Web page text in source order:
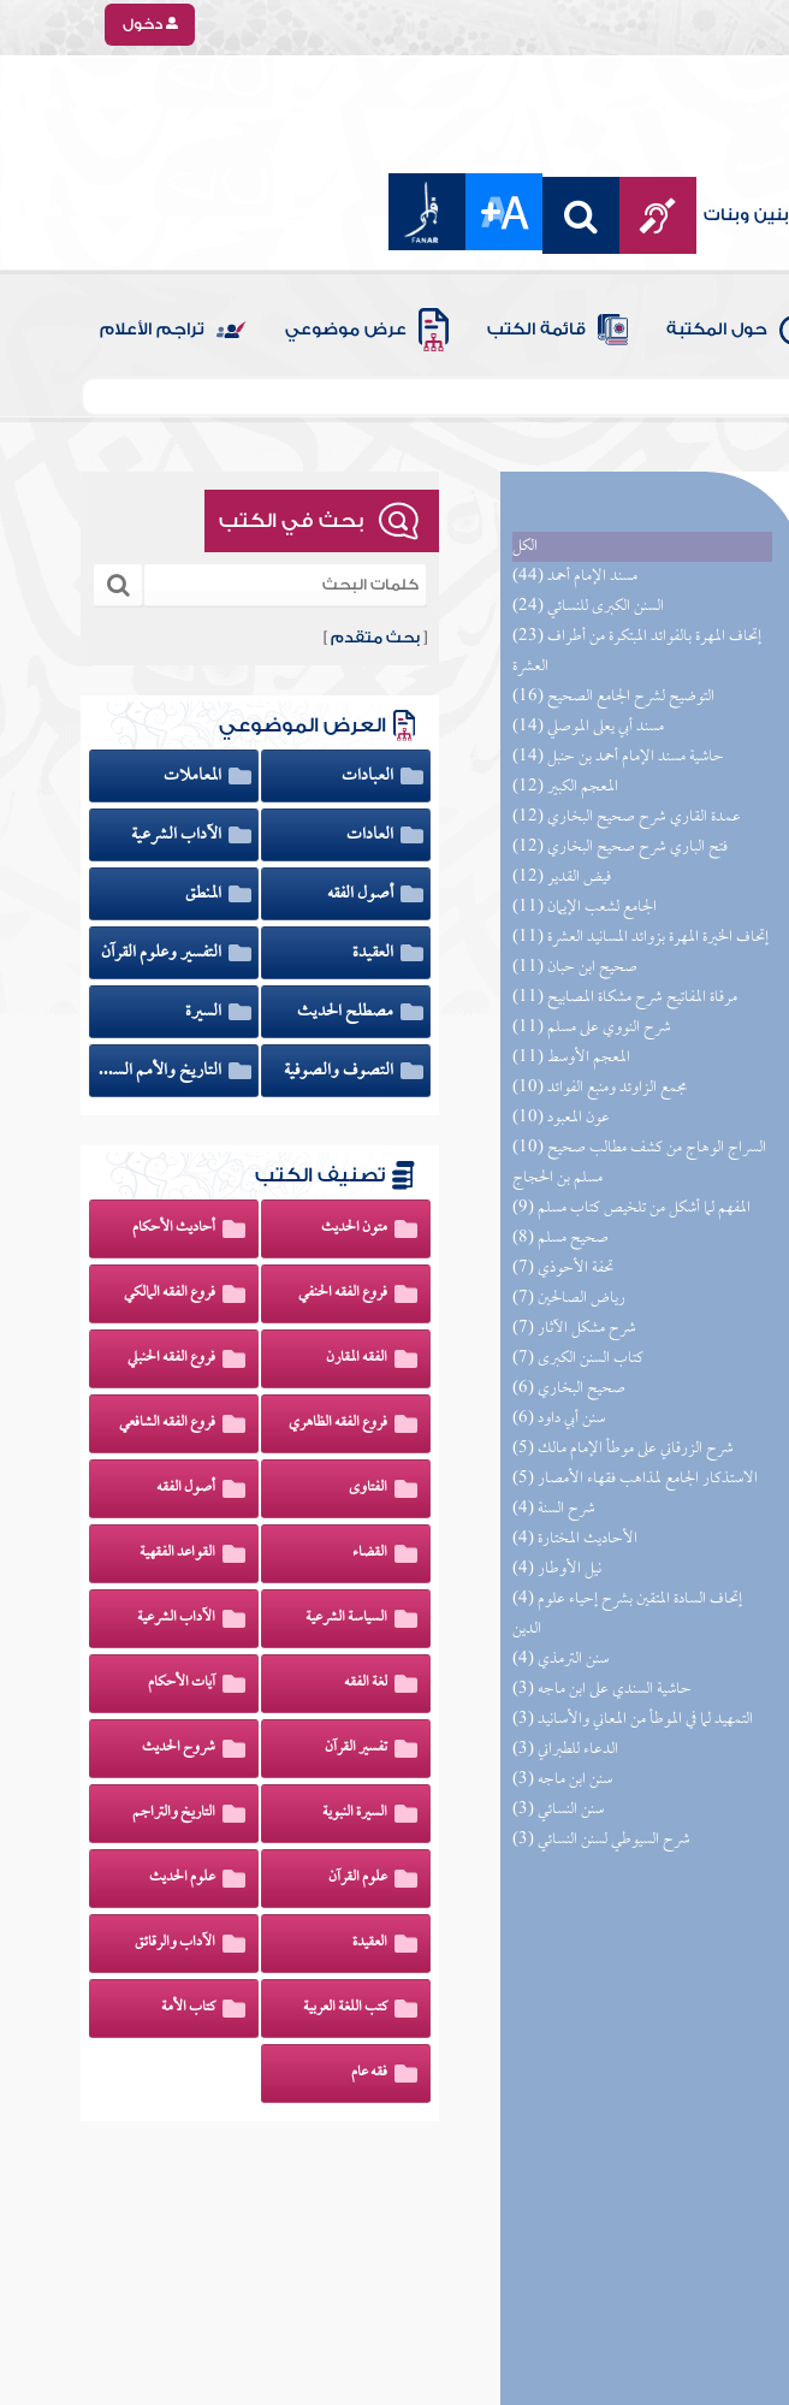
دخول
بنين وبنات
حول المكتبة قائمة الكتب عرض موضوعي تراجم الأعلام
الكل
(44) مسند الإمام أحمد
(24) السنن الكبرى للنسائي
(23) إتحاف المهرة بالفوائد المبتكرة من أطراف
العشرة
(16) التوضيح لشرح الجامع الصحيح
(14) مسند أبي يعلى الموصلي
(14) حاشية مسند الإمام أحمد بن حنبل
(12) المعجم الكبير
(12) عمدة القاري شرح صحيح البخاري
(12) فتح الباري شرح صحيح البخاري
(12) فيض القدير
(11) الجامع لشعب الإيمان
(11) إتحاف الخيرة المهرة بزوائد المسانيد العشرة
(11) صحيح ابن حبان
(11) مرقاة المفاتيح شرح مشكاة المصابيح
(11) شرح النووي على مسلم
(11) المعجم الأوسط
(10) مجمع الزاوئد ومنبع الفوائد
(10) عون المعبود
(10) السراج الوهاج من كشف مطالب صحيح
مسلم بن الحجاج
(9) المفهم لما أشكل من تلخيص كتاب مسلم
(8) صحيح مسلم
(7) تحفة الأحوذي
(7) رياض الصالحين
(7) شرح مشكل الآثار
(7) كتاب السنن الكبرى
(6) صحيح البخاري
(6) سنن أبي داود
(5) شرح الزرقاني على موطأ الإمام مالك
(5) الاستذكار الجامع لمذاهب فقهاء الأمصار
(4) شرح السنة
(4) الأحاديث المختارة
(4) نيل الأوطار
(4) إتحاف السادة المتقين بشرح إحياء علوم
الدين
(4) سنن الترمذي
(3) حاشية السندي على ابن ماجه
(3) التمهيد لما في الموطأ من المعاني والأسانيد
(3) الدعاء للطبراني
(3) سنن ابن ماجه
(3) سنن النسائي
(3) شرح السيوطي لسنن النسائي
بحث في الكتب
[بحث متقدم ]
العرض الموضوعي
العبادات
المعاملات
العادات
الآداب الشرعية
أصول الفقه
المنطق
العقيدة
التفسير وعلوم القرآن
مصطلح الحديث
السيرة
التصوف والصوفية
التاريخ والأمم السابقة
تصنيف الكتب
متون الحديث أحاديث الأحكام
فروع الفقه الحنفي فروع الفقه المالكي
الفقه المقارن فروع الفقه الحنبلي
فروع الفقه الظاهري فروع الفقه الشافعي
الفتاوى أصول الفقه
القضاء القواعد الفقهية
السياسة الشرعية الآداب الشرعية
لغة الفقه آيات الأحكام
تفسير القرآن شروح الحديث
السيرة النبوية التاريخ والتراجم
علوم القرآن علوم الحديث
العقيدة الآداب والرقائق
كتب اللغة العربية كتاب الأمة
فقه عام